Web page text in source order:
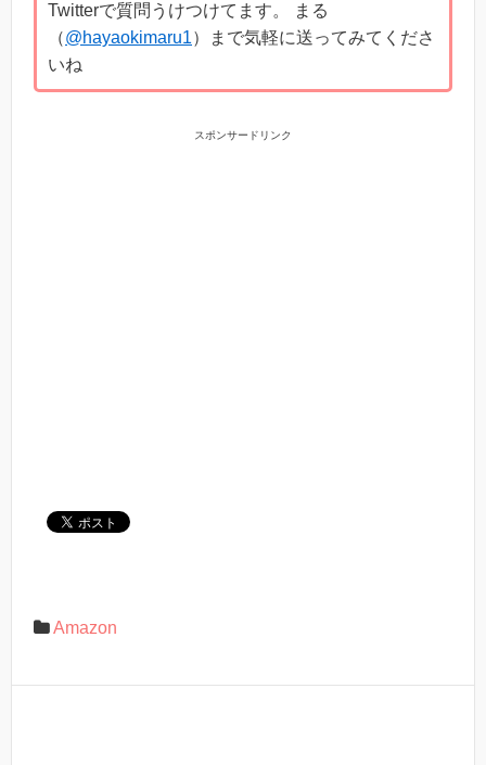
Twitterで質問うけつけてます。 まる
（@hayaokimaru1）まで気軽に送ってみてくださ
いね
スポンサードリンク
Amazon